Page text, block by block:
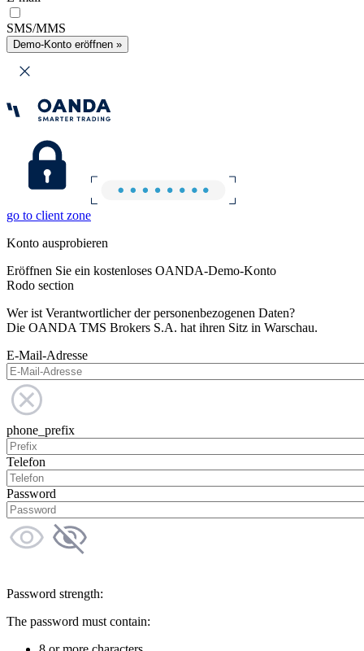
SMS/MMS
Demo-Konto eröffnen »
go to client zone
Konto ausprobieren
Eröffnen Sie ein kostenloses OANDA-Demo-Konto
Rodo section
Wer ist Verantwortlicher der personenbezogenen Daten?
Die OANDA TMS Brokers S.A. hat ihren Sitz in Warschau.
E-Mail-Adresse
phone_prefix
Telefon
Password
Password strength:
The password must contain: